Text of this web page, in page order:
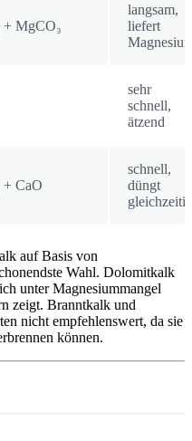
+ MgCO₃
langsam,
liefert
sehr
schnell,
ätzend
+ CaO
schnell,
düngt
gleichzeitig
auf Basis von
Wahl. Dolomitkalk
unter Magnesiummangel
zeigt. Branntkalk und
nicht empfehlenswert, da sie
können.